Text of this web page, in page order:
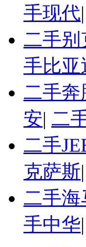
手现代|
二手别
手比亚
二手奔
安| 二
二手
克萨斯|
二手海
手中华|